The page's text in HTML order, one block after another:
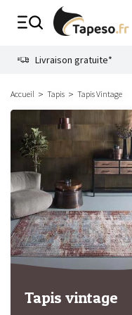
Livraison gratuite*
Accueil Tapis Tapis Vintage
Tapis vintage